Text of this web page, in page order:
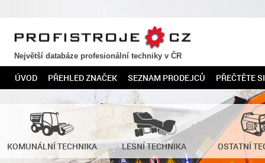
PROFISTROJE.CZ
Největší databáze profesionální techniky v ČR
ÚVOD PŘEHLED ZNAČEK SEZNAM PRODEJCŮ PŘEČTĚTE SI
KOMUNÁLNÍ TECHNIKA LESNÍ TECHNIKA OSTATNÍ